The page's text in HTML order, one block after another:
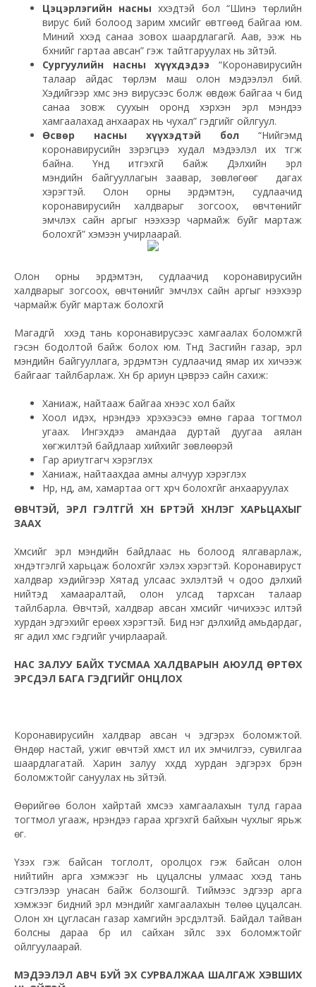
Цэцэрлэгийн насны хүүхэдтэй бол “Шинэ төрлийн
вирус бий болоод зарим хүмүүсийг өвтгөөд байгаа юм.
Миний хүүхэд санаа зовох шаардлагагүй. Аав, ээж нь
бүхнийг гартаа авсан” гэж тайтгаруулах нь зүйтэй.
Сургуулийн насны хүүхдэдээ “Коронавирусийн
талаар айдас төрүүлэм маш олон мэдээлэл бий.
Хэдийгээр хүмүүс энэ вирусээс болж өвдөж байгаа ч бид
санаа зовж суухын оронд хэрхэн эрүүл мэндээ
хамгаалахад анхаарах нь чухал” гэдгийг ойлгуул.
Өсвөр насны хүүхэдтэй бол “Нийгэмд
коронавирусийн зэрэгцээ худал мэдээлэл их түгж
байна. Үүнд итгэхгүй байж Дэлхийн эрүүл
мэндийн байгууллагын заавар, зөвлөгөөг дагах
хэрэгтэй. Олон орны эрдэмтэн, судлаачид
коронавирусийн халдварыг зогсоох, өвчтөнийг
эмчлэх сайн аргыг нээхээр чармайж буйг мартаж
болохгүй” хэмээн учирлаарай.
Олон орны эрдэмтэн, судлаачид коронавирусийн
халдварыг зогсоох, өвчтөнийг эмчлэх сайн аргыг нээхээр
чармайж буйг мартаж болохгүй
Магадгүй хүүхэд тань коронавирусээс хамгаалах боломжгүй
гэсэн бодолтой байж болох юм. Түүнд Засгийн газар, эрүүл
мэндийн байгууллага, эрдэмтэн судлаачид ямар их хичээж
байгааг тайлбарлаж. Хүн бүр ариун цэврээ сайн сахиж:
Ханиаж, найтааж байгаа хүнээс хол байх
Хоол идэх, нүүрэндээ хүрэхээсээ өмнө гараа тогтмол
угаах. Ингэхдээ амандаа дуртай дуугаа аялан
хөгжилтэй байдлаар хийхийг зөвлөөрэй
Гар ариутгагч хэрэглэх
Ханиаж, найтаахдаа амны алчуур хэрэглэх
Нүүр, нүд, ам, хамартаа огт хүрч болохгүйг анхааруулах
ӨВЧТЭЙ, ЭРҮҮЛ ГЭЛТГҮЙ ХҮН БҮРТЭЙ ХҮНЛЭГ ХАРЬЦАХЫГ
ЗААХ
Хүмүүсийг эрүүл мэндийн байдлаас нь болоод ялгаварлаж,
хүндэтгэлгүй харьцаж болохгүйг хэлэх хэрэгтэй. Коронавируст
халдвар хэдийгээр Хятад улсаас эхлэлтэй ч одоо дэлхий
нийтэд хамааралтай, олон улсад тархсан талаар
тайлбарла. Өвчтэй, халдвар авсан хүмүүсийг чичихээс илүүтэй
хурдан эдгэхийг ерөөх хэрэгтэй. Бид нэг дэлхийд амьдардаг,
яг адил хүмүүс гэдгийг учирлаарай.
НАС ЗАЛУУ БАЙХ ТУСМАА ХАЛДВАРЫН АЮУЛД ӨРТӨХ
ЭРСДЭЛ БАГА ГЭДГИЙГ ОНЦЛОХ
Коронавирусийн халдвар авсан ч эдгэрэх боломжтой.
Өндөр настай, ужиг өвчтэй хүмүүст илүү их эмчилгээ, сувилгаа
шаардлагатай. Харин залуу хүүхдүүд хурдан эдгэрэх бүрэн
боломжтойг сануулах нь зүйтэй.
Өөрийгөө болон хайртай хүмүүсээ хамгаалахын тулд гараа
тогтмол угааж, нүүрэндээ гараа хүргэхгүй байхын чухлыг ярьж
өг.
Үзэх гэж байсан тоглолт, оролцох гэж байсан олон
нийтийн арга хэмжээг нь цуцалсны улмаас хүүхэд тань
сэтгэлээр унасан байж болзошгүй. Тиймээс эдгээр арга
хэмжээг бидний эрүүл мэндийг хамгаалахын төлөө цуцалсан.
Олон хүн цугласан газар хамгийн эрсдэлтэй. Байдал тайван
болсны дараа бүр илүү сайхан зүйлс үзэх боломжтойг
ойлгуулаарай.
МЭДЭЭЛЭЛ АВЧ БУЙ ЭХ СУРВАЛЖАА ШАЛГАЖ ХЭВШИХ